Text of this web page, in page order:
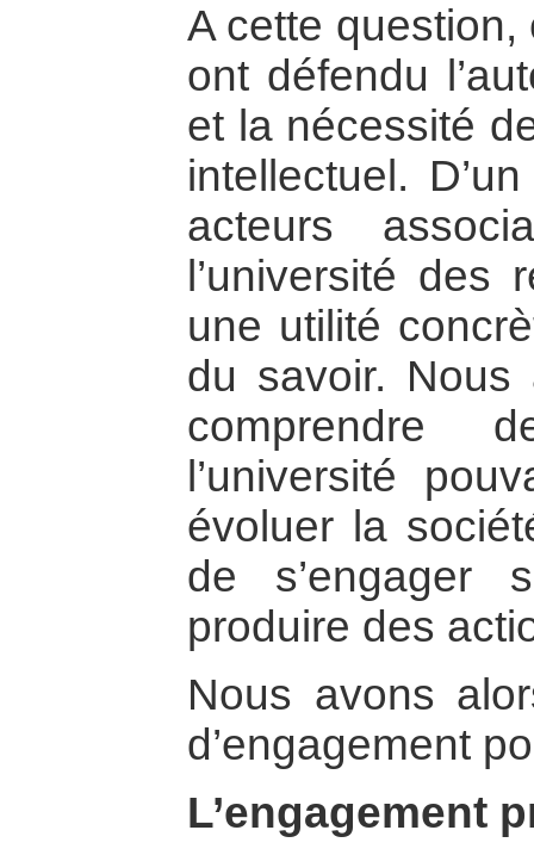
A cette
ont défendu
et la nécessité
intellectuel.
acteurs
l’université des
une utilité
du savoir.
comprendre
l’université
évoluer la
de s’engager
produire des
Nous avons
d’engagement
L’engagement